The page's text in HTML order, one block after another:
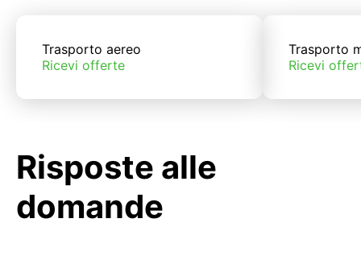
Trasporto aereo
Ricevi offerte
Trasporto
Ricevi
Risposte alle
domande